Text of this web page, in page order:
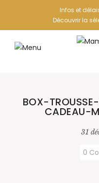
Infos et
Découvrir la
BOX-
CADEAU-
31
0